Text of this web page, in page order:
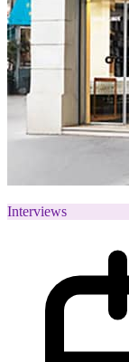
Interviews